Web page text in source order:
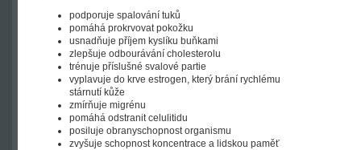
podporuje spalování tuků
pomáhá prokrvovat pokožku
usnadňuje příjem kyslíku buňkami
zlepšuje odbourávání cholesterolu
trénuje příslušné svalové partie
vyplavuje do krve estrogen, který brání rychlému
stárnutí kůže
zmírňuje migrénu
pomáhá odstranit celulitidu
posiluje obranyschopnost organismu
zvyšuje schopnost koncentrace a lidskou paměť